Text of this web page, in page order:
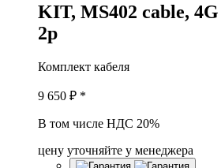
KIT, MS402 cable,
2p
Комплект кабеля
9 650 ₽ *
В том числе НДС 20%
цену уточняйте у менеджера